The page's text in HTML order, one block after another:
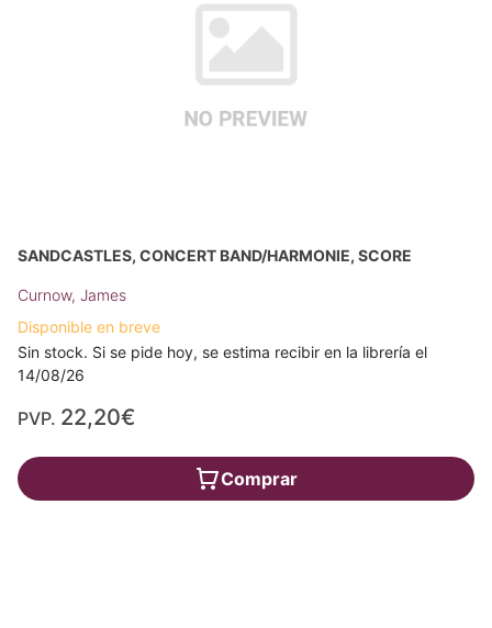
SANDCASTLES, CONCERT BAND/HARMONIE, SCORE
Curnow, James
Disponible en breve
Sin stock. Si se pide hoy, se estima recibir en la librería el
14/08/26
PVP. 22,20€
Comprar